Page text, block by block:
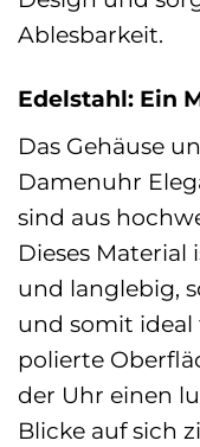
Ablesbarkeit.
Edelstahl: Ein
Das Gehäuse
Damenuhr
sind aus
Dieses
und langlebig,
und somit
polierte
der Uhr einen
Blicke auf sich